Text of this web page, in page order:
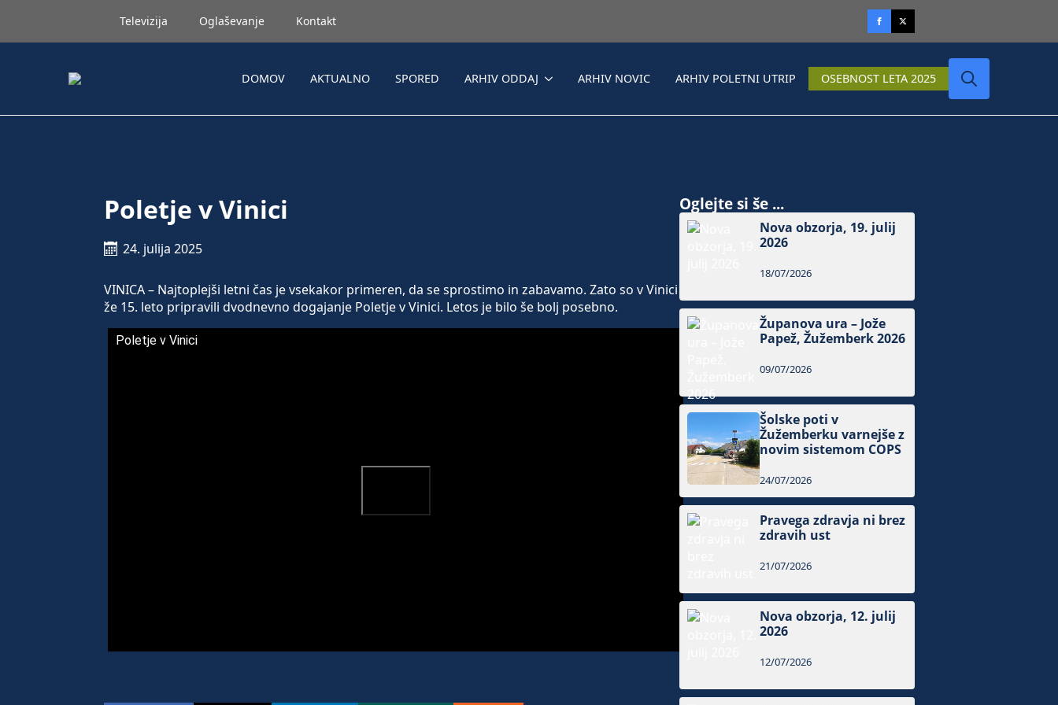
Televizija Oglaševanje Kontakt
DOMOV AKTUALNO SPORED ARHIV ODDAJ ARHIV NOVIC ARHIV POLETNI UTRIP OSEBNOST LETA 2025
Poletje v Vinici
24. julija 2025
VINICA – Najtoplejši letni čas je vsekakor primeren, da se sprostimo in zabavamo. Zato so v Vinici
že 15. leto pripravili dvodnevno dogajanje Poletje v Vinici. Letos je bilo še bolj posebno.
Poletje v Vinici
Oglejte si še ...
Nova obzorja, 19. julij
2026
18/07/2026
Županova ura – Jože
Papež, Žužemberk 2026
09/07/2026
Šolske poti v
Žužemberku varnejše z
novim sistemom COPS
24/07/2026
Pravega zdravja ni brez
zdravih ust
21/07/2026
Nova obzorja, 12. julij
2026
12/07/2026